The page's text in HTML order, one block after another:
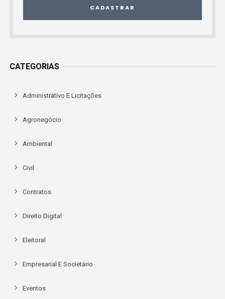
CADASTRAR
CATEGORIAS
Administrativo E Licitações
Agronegócio
Ambiental
Civil
Contratos
Direito Digital
Eleitoral
Empresarial E Societário
Eventos